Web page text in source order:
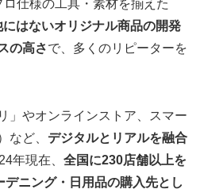
ロ仕様の工具・素材を揃えた
にはないオリジナル商品の開発
の高さで、多くのリピーターを
」やオンラインストア、スマー
など、 デジタルとリアルを融合
年現在、 全国に230店舗以上を
デニング・日用品の購入先とし